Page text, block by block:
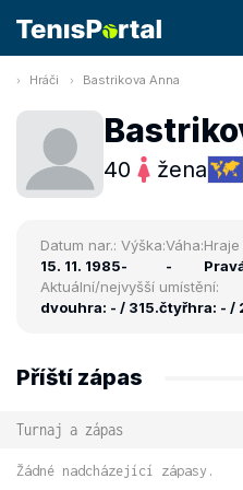
Hráči Bastrikova Anna
40 žena
Datum nar.:
15. 11. 1985
Výška:
-
Váha:
-
Aktuální/nejvyšší umístění:
dvouhra: - / 315.čtyřhra: - /
Příští zápas
Turnaj a zápas
Žádné nadcházející zápasy.